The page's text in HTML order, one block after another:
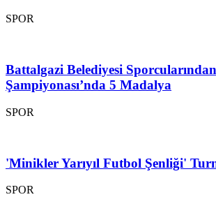
SPOR
Battalgazi Belediyesi
Şampiyonası’nda 5 Madalya
SPOR
'Minikler Yarıyıl Futbol Şenliği'
SPOR